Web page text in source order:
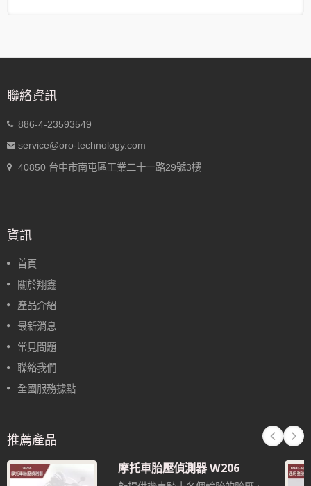
聯絡資訊
886-4-23593549
service@oro-technology.com
40850 台中市南屯區工業二十一路29號3樓
資訊
首頁
關於翔鑫
產品介紹
最新消息
常見問題
聯絡我們
全國服務據點
推薦產品
摩托車胎壓偵測器 W206